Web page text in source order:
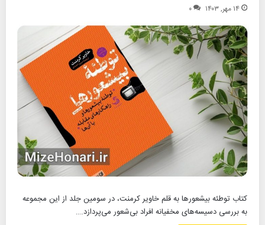
۱۴ مهر, ۱۴۰۳ ۰
کتاب توطئه بیشعورها به قلم خاویر کرمنت، در سومین جلد از این مجموعه
به بررسی دسیسه‌های مخفیانه افراد بی‌شعور می‌پردازد.…